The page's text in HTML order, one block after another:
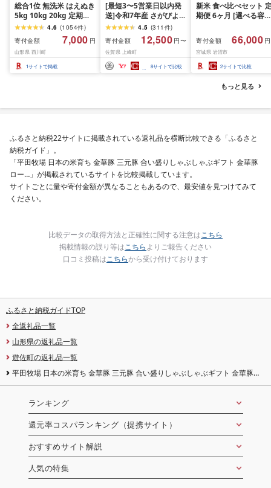
総合1位 無洗米 はえぬき
5kg 10kg 20kg 定期便
も選べる レビュー高評
価 山形県産 令和7年産
選べる内容量 発送時期
定期便 3ヶ月 6ヶ月 3回
6回 3か月 6か月 ランキ
4.6 (1054件)
寄付金額
7,000 円
山形県 西川町
1サイトで掲載
[最短3〜5営業日以内発
送]令和7年産 さがびより
佐賀県産(精米)10kg
4.5 (311 件)
寄付金額
12,500 円〜
佐賀県 上峰町
8サイトで比較
新米 食べ比べセット
期便 6ヶ月 [選べる容
ん つきあかり つや姫
じのきらめき だて正夢
ひとめぼれ ササニシキ
セット 銘柄米 味比べ
リエーション お楽しみ
食味 毎日の食卓 毎月
わる 色々試せる 志賀
寄付金額 66,000
宮城県 岩沼市
2サイトで比較
もっと見る
ふるさと納税22サイトに掲載されている返礼品を横断比較できる「ふるさと
納税ガイド」。
「平田牧場 日本の米育ち 金華豚 三元豚 合い盛りしゃぶしゃぶギフト 金華豚
ロー…」が掲載されているサイトを比較掲載しています。
サイトごとに量や寄付金額が異なることもあるので、最安値を見つけてみて
ください。
比較データの取得方法と正確性に関する注意はこちら
掲載情報の誤り等はこちらよりご報告ください
口コミ投稿はこちらから受け付けております
ふるさと納税ガイドTOP
全返礼品一覧
山形県の返礼品一覧
遊佐町の返礼品一覧
平田牧場 日本の米育ち 金華豚 三元豚 合い盛りしゃぶしゃぶギフト 金華豚ロ
ラ しゃぶしゃぶ 豚肉
ランキング
還元率コスパランキング（提携サイト）
おすすめサイト解説
人気の特集